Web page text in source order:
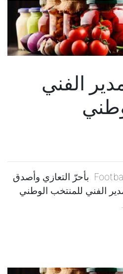
الفني
تتقدم أسرة Football Lebanon بأحرّ التعازي وأصدق
الفني للمنتخب الوطني